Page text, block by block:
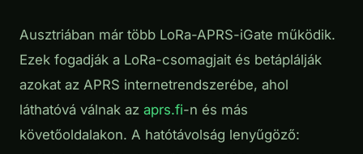
Ausztriában már több LoRa-APRS-iGate működik.
Ezek fogadják a LoRa-csomagjait és betáplálják
azokat az APRS internetrendszerébe, ahol
láthatóvá válnak az aprs.fi-n és más
követőoldalakon. A hatótávolság lenyűgöző: